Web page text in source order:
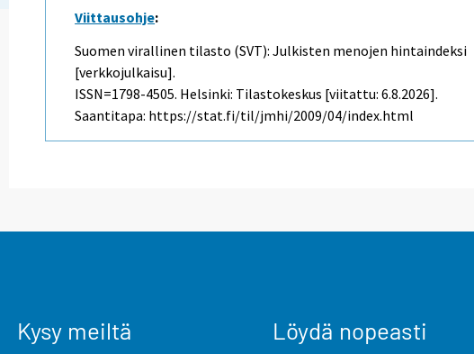
Viittausohje:
Suomen virallinen tilasto (SVT): Julkisten menojen hintaindeksi
[verkkojulkaisu].
ISSN=1798-4505. Helsinki: Tilastokeskus [viitattu: 6.8.2026].
Saantitapa: https://stat.fi/til/jmhi/2009/04/index.html
Kysy meiltä Löydä nopeasti